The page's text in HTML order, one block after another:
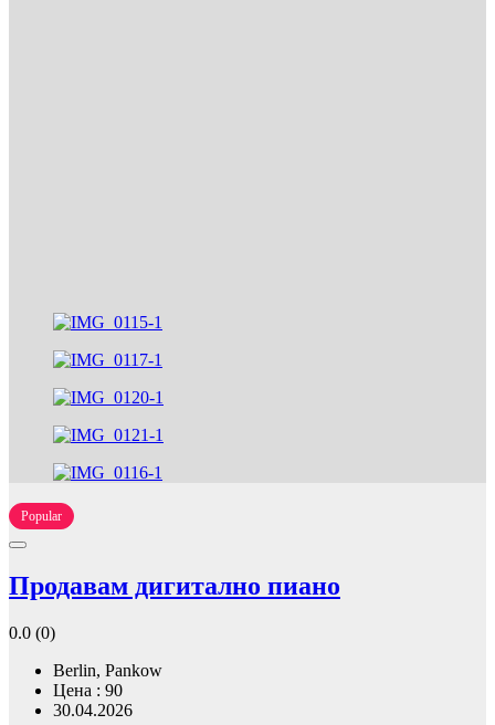
Popular
Продавам дигитално пиано
0.0 (0)
Berlin, Pankow
Цена : 90
30.04.2026